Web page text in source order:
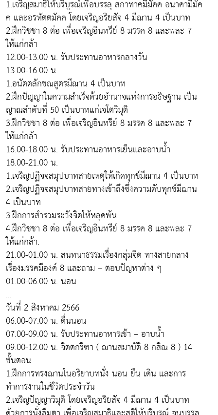
1.เจริญสมาธิให้บริบูรณ์เพื่อบรรลุ สกาทาคมีมัคค อนาคามีมัค
ค และอรหัตตมัคค โดยเจริญอริยสัจ 4 มีฌาน 4 เป็นบาท
2.ฝึกวิชชา 8 ต่อ เพื่อเจริญอินทรีย์ 8 มรรค 8 และพละ 7
ให้แก่กล้า
12.00-13.00 น. รับประทานอาหารกลางวัน
13.00-16.00 น.
1.อนัตตลักขณสูตรมีฌาน 4 เป็นบาท
2.ฝึกปัญญาในความสำเร็จด้วยอำนาจแห่งการอธิษฐาน เป็น
ญาณลำดับที่ 50 เป็นบาทแก่เจโตวิมุติ
3.ฝึกวิชชา 8 ต่อ เพื่อเจริญอินทรีย์ 8 มรรค 8 และพละ 7
ให้แก่กล้า
16.00-18.00 น. รับประทานอาหารเย็นและอาบน้ำ
18.00-21.00 น.
1.เจริญปฏิจจสมุปบาทสายเหตุให้เกิดทุกข์มีฌาน 4 เป็นบาท
2.เจริญปฏิจจสมุปบาทสายทางเข้าถึงซึ่งความดับทุกข์มีฌาน
4 เป็นบาท
3.ฝึกการสำรวมระวังจิตให้หลุดพ้น
4.ฝึกวิชชา 8 ต่อ เพื่อเจริญอินทรีย์ 8 มรรค 8 และพละ 7
ให้แก่กล้า.
21.00-01.00 น. สนทนาธรรมเรื่องกลุ่มจิต ทางสายกลาง
เรื่องมรรคมีองค์ 8 และถาม – ตอบปัญหาต่าง ๆ
01.00-06.00 น. นอน
...
วันที่ 2 สิงหาคม 2566
06.00-07.00 น. ตื่นนอน
07.00-09.00 น. รับประทานอาหารเช้า – อาบน้ำ
09.00-12.00 น. จิตตกรีฑา ( ฌานสมาบัติ 8 กสิณ 8 ) 14
ขั้นตอน
1.ฝึกการทรงฌานในอริยาบทนั่ง นอน ยืน เดิน และการ
ทำการงานในชีวิตประจำวัน
2.เจริญปัญญาวิมุติ โดยเจริญอริยสัจ 4 มีฌาน 4 เป็นบาท